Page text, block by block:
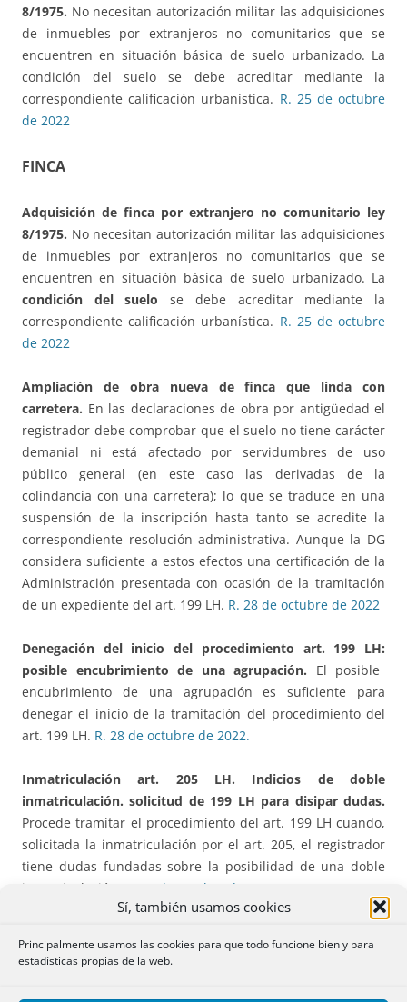
Sí, también usamos cookies
Principalmente usamos las cookies para que todo funcione bien y para
estadísticas propias de la web.
8/1975. No necesitan autorización militar las adquisiciones
de inmuebles por extranjeros no comunitarios que se
encuentren en situación básica de suelo urbanizado. La
condición del suelo se debe acreditar mediante la
correspondiente calificación urbanística. R. 25 de octubre
de 2022
FINCA
Adquisición de finca por extranjero no comunitario ley
8/1975. No necesitan autorización militar las adquisiciones
de inmuebles por extranjeros no comunitarios que se
encuentren en situación básica de suelo urbanizado. La
condición del suelose debe acreditar mediante la
correspondiente calificación urbanística. R. 25 de octubre
de 2022
Ampliación de obra nueva de finca que linda con
carretera. En las declaraciones de obra por antigüedad el
registrador debe comprobar que el suelo no tiene carácter
demanial ni está afectado por servidumbres de uso
público general (en este caso las derivadas de la
colindancia con una carretera); lo que se traduce en una
suspensión de la inscripción hasta tanto se acredite la
correspondiente resolución administrativa. Aunque la DG
considera suficiente a estos efectos una certificación de la
Administración presentada con ocasión de la tramitación
de un expediente del art. 199 LH. R. 28 de octubre de 2022
Denegación del inicio del procedimiento art. 199 LH:
posible encubrimiento de una agrupación. El posible
encubrimiento de una agrupación es suficiente para
denegar el inicio de la tramitación del procedimiento del
art. 199 LH. R. 28 de octubre de 2022.
Inmatriculación art. 205 LH. Indicios de doble
inmatriculación. solicitud de 199 LH para disipar dudas.
Procede tramitar el procedimiento del art. 199 LH cuando,
solicitada la inmatriculación por el art. 205, el registrador
tiene dudas fundadas sobre la posibilidad de una doble
inmatriculación.
R. 20 de octubre de 2022
colindantes.El juicio de identidad de la finca por parte del
objetivos y razonados, sin que basten expresiones